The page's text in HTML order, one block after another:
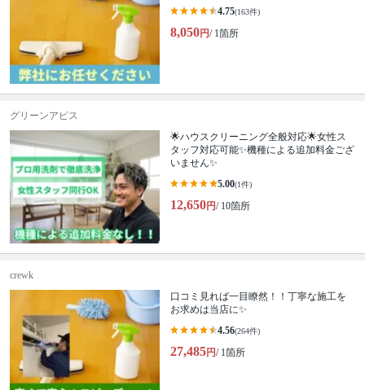
4.75(163件)
8,050円/ 1箇所
グリーンアピス
🌟ハウスクリーニング全般対応🌟女性ス
タッフ対応可能✨機種による追加料金ござ
いません✨
5.00(1件)
12,650円/ 10箇所
crewk
口コミ見れば一目瞭然！！丁寧な施工を
お求めは当店に✨
4.56(264件)
27,485円/ 1箇所